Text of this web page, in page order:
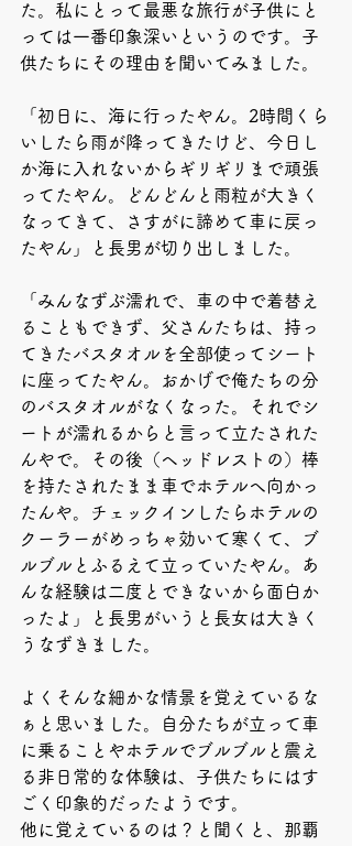
た。私にとって最悪な旅行が子供にと
っては一番印象深いというのです。子
供たちにその理由を聞いてみました。
「初日に、海に行ったやん。2時間くら
いしたら雨が降ってきたけど、今日し
か海に入れないからギリギリまで頑張
ってたやん。どんどんと雨粒が大きく
なってきて、さすがに諦めて車に戻っ
たやん」と長男が切り出しました。
「みんなずぶ濡れで、車の中で着替え
ることもできず、父さんたちは、持っ
てきたバスタオルを全部使ってシート
に座ってたやん。おかげで俺たちの分
のバスタオルがなくなった。それでシ
ートが濡れるからと言って立たされた
んやで。その後（ヘッドレストの）棒
を持たされたまま車でホテルへ向かっ
たんや。チェックインしたらホテルの
クーラーがめっちゃ効いて寒くて、ブ
ルブルとふるえて立っていたやん。あ
んな経験は二度とできないから面白か
ったよ」と長男がいうと長女は大きく
うなずきました。
よくそんな細かな情景を覚えているな
ぁと思いました。自分たちが立って車
に乗ることやホテルでブルブルと震え
る非日常的な体験は、子供たちにはす
ごく印象的だったようです。
他に覚えているのは？と聞くと、那覇